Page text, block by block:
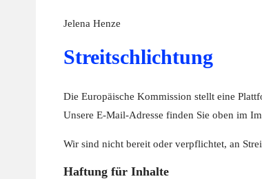
Jelena Henze
Streitschlichtung
Die Europäische Kommission stellt eine
Unsere E-Mail-Adresse finden Sie oben im
Wir sind nicht bereit oder verpflichtet, an
Haftung für Inhalte